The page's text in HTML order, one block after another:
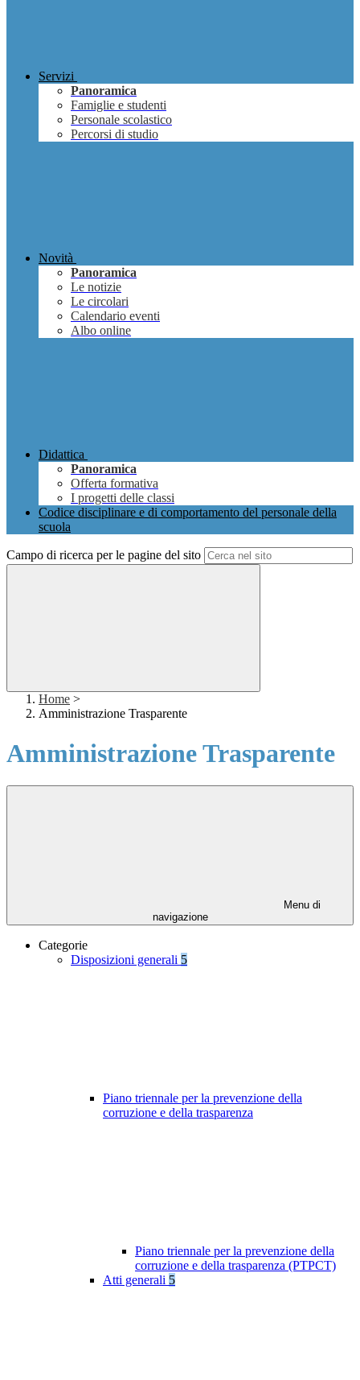
Servizi
Panoramica
Famiglie e studenti
Personale scolastico
Percorsi di studio
Novità
Panoramica
Le notizie
Le circolari
Calendario eventi
Albo online
Didattica
Panoramica
Offerta formativa
I progetti delle classi
Codice disciplinare e di comportamento del personale della
scuola
Campo di ricerca per le pagine del sito
Home >
Amministrazione Trasparente
Amministrazione Trasparente
Menu di
navigazione
Categorie
Disposizioni generali 5
Piano triennale per la prevenzione della
corruzione e della trasparenza
Piano triennale per la prevenzione della
corruzione e della trasparenza (PTPCT)
Atti generali 5